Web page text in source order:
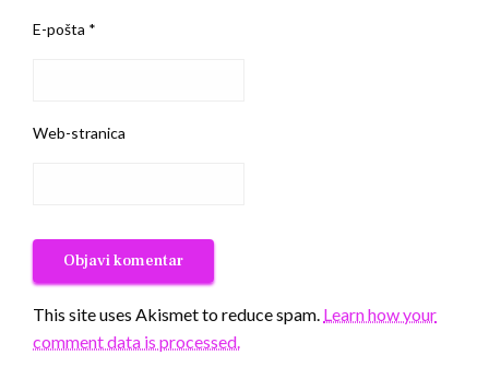
E-pošta *
Web-stranica
This site uses Akismet to reduce spam. Learn how your
comment data is processed.